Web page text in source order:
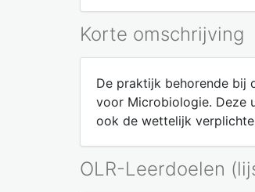
Korte omschrijving
De praktijk behorende bij
voor Microbiologie. Deze
ook de wettelijk
OLR-Leerdoelen